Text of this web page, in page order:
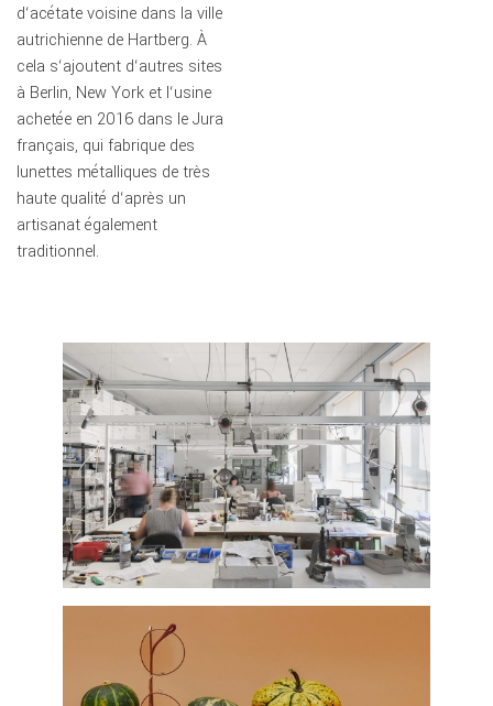
d‘acétate voisine dans la ville
autrichienne de Hartberg. À
cela s‘ajoutent d‘autres sites
à Berlin, New York et l‘usine
achetée en 2016 dans le Jura
français, qui fabrique des
lunettes métalliques de très
haute qualité d‘après un
artisanat également
traditionnel.